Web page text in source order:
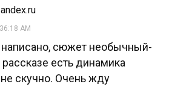
AM
написано, сюжет необычный-
есть динамика
скучно. Очень жду